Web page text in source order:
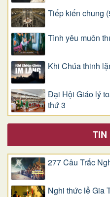
Tiếp kiến chung
Tình yêu muôn
Khi Chúa thinh
Đại Hội Giáo lý
thứ 3
TIN
277 Câu Trắc
Nghi thức lễ Gia